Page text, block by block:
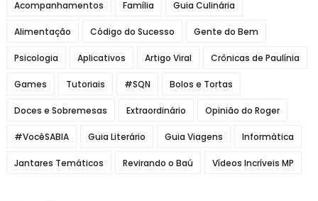
Acompanhamentos Família Guia Culinária
Alimentação Código do Sucesso Gente do Bem
Psicologia Aplicativos Artigo Viral Crônicas de Paulínia
Games Tutoriais #SQN Bolos e Tortas
Doces e Sobremesas Extraordinário Opinião do Roger
#VocêSABIA Guia Literário Guia Viagens Informática
Jantares Temáticos Revirando o Baú Vídeos Incríveis MP